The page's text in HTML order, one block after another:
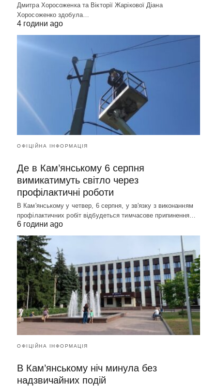
Дмитра Хоросоженка та Вікторії Жарікової Діана
Хоросоженко здобула…
4 години ago
ОФІЦІЙНА ІНФОРМАЦІЯ
Де в Кам’янському 6 серпня
вимикатимуть світло через
профілактичні роботи
В Кам'янському у четвер, 6 серпня, у зв'язку з виконанням
профілактичних робіт відбудеться тимчасове припинення…
6 години ago
ОФІЦІЙНА ІНФОРМАЦІЯ
В Кам’янському ніч минула без
надзвичайних подій